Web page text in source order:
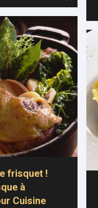
frisquet !
à
Cuisine